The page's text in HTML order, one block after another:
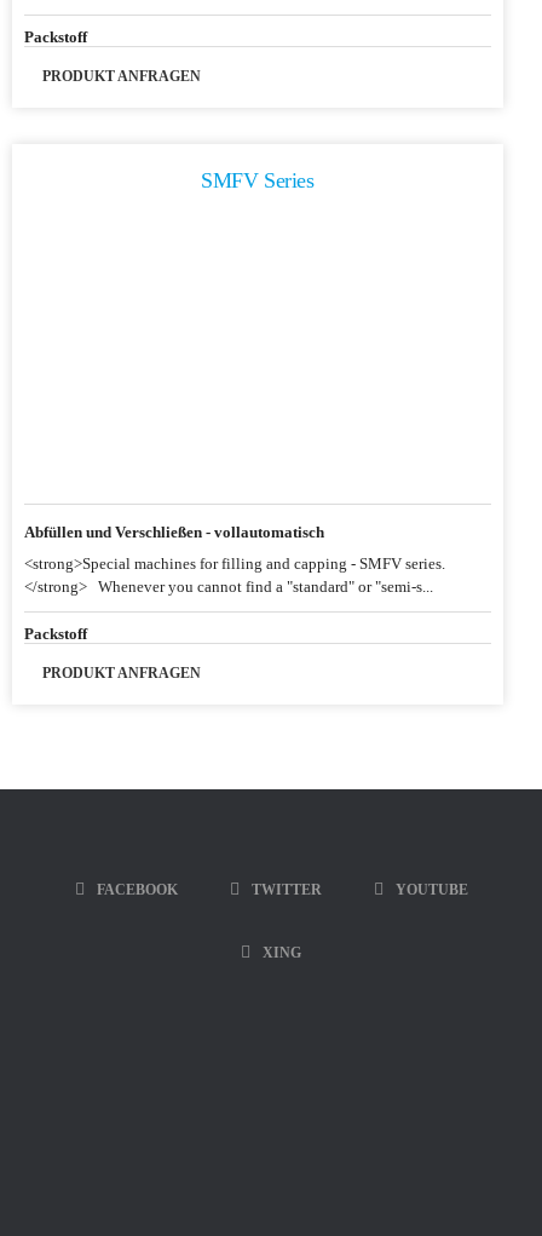
Packstoff
PRODUKT ANFRAGEN
SMFV Series
Abfüllen und Verschließen - vollautomatisch
<strong>Special machines for filling and capping - SMFV series.
</strong> Whenever you cannot find a "standard" or "semi-s...
Packstoff
PRODUKT ANFRAGEN
FACEBOOK TWITTER YOUTUBE
XING